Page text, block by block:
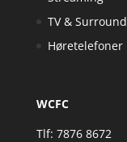
TV & Surround
Høretelefoner
WCFC
Tlf: 7876 8672